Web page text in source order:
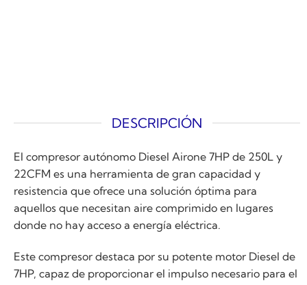
DESCRIPCIÓN
El compresor autónomo Diesel Airone 7HP de 250L y
22CFM es una herramienta de gran capacidad y
resistencia que ofrece una solución óptima para
aquellos que necesitan aire comprimido en lugares
donde no hay acceso a energía eléctrica.
Este compresor destaca por su potente motor Diesel de
7HP, capaz de proporcionar el impulso necesario para el